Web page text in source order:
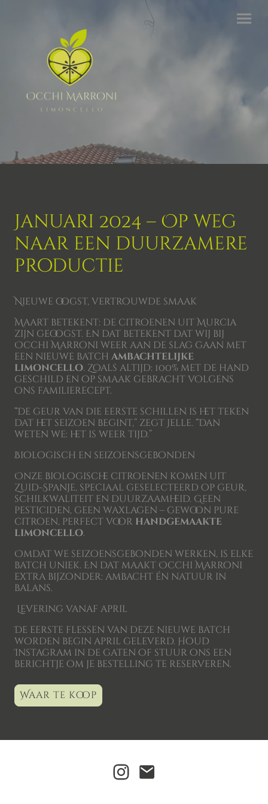
Januari 2024 – Op weg
naar een duurzamere
productie
Nieuwe oogst, vertrouwde smaak
Maart betekent: de citroenen uit Murcia
zijn geoogst. En dat betekent dat wij bij
Occhi Marroni weer aan de slag gaan met
een nieuwe batch ambachtelijke
limoncello. Zoals altijd: 100% met de hand
geschild en op smaak gebracht volgens
ons familierecept.
“De geur van die eerste schillen is het teken
dat het seizoen begint,” zegt Jelle. “Dan
weten we: het is weer tijd.”
Biologisch en seizoensgebonden
Onze biologische citroenen komen uit
Zuid-Spanje, speciaal geselecteerd op geur,
schilkwaliteit en duurzaamheid. Geen
pesticiden, geen waxlagen – gewoon pure
citroen, perfect voor handgemaakte
limoncello.
Omdat we seizoensgebonden werken, is elke
batch uniek. En dat maakt Occhi Marroni
extra bijzonder: ambacht én natuur in
balans.
Levering vanaf april
De eerste flessen van deze nieuwe batch
worden begin april geleverd. Houd
Instagram in de gaten of stuur ons een
berichtje om je bestelling te reserveren.
Waar te koop